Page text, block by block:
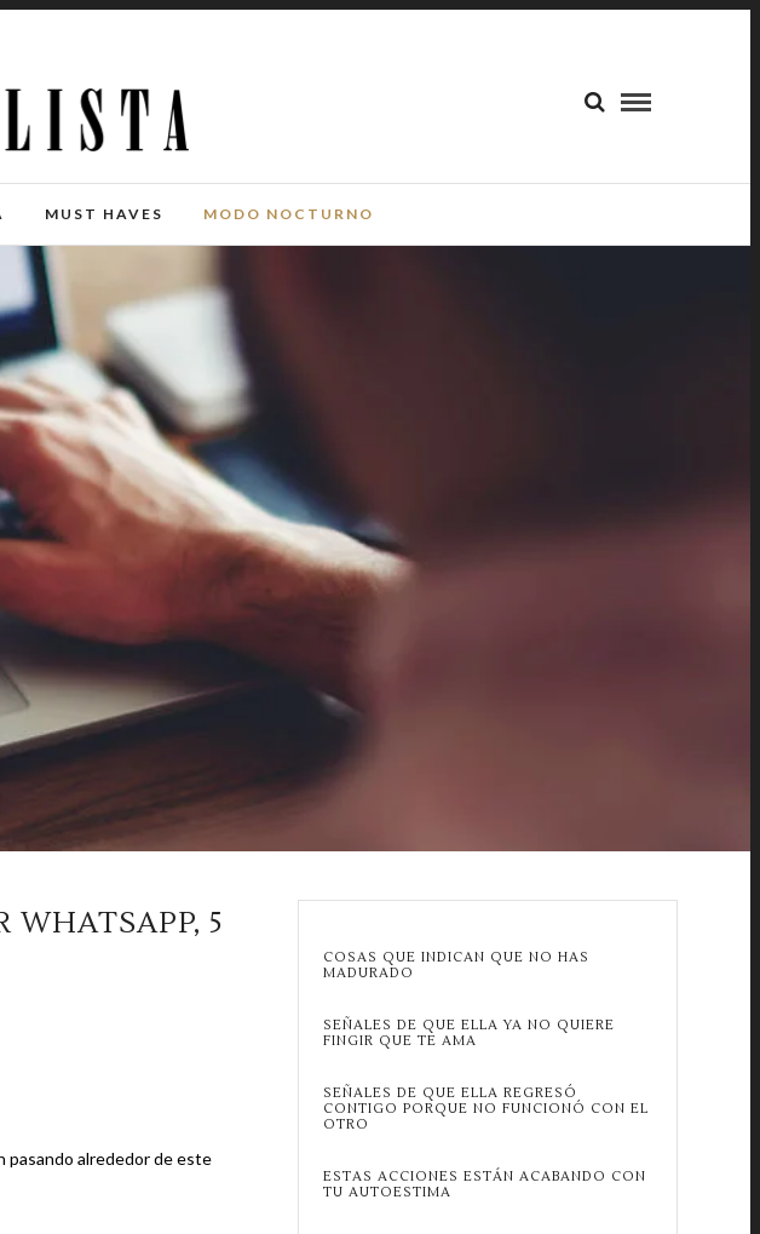
MUST HAVES MODO NOCTURNO
WHATSAPP, 5
pasando alrededor de este
COSAS QUE INDICAN QUE NO HAS
MADURADO
SEÑALES DE QUE ELLA YA NO QUIERE
FINGIR QUE TE AMA
SEÑALES DE QUE ELLA REGRESÓ
CONTIGO PORQUE NO FUNCIONÓ CON EL
OTRO
ESTAS ACCIONES ESTÁN ACABANDO CON
TU AUTOESTIMA